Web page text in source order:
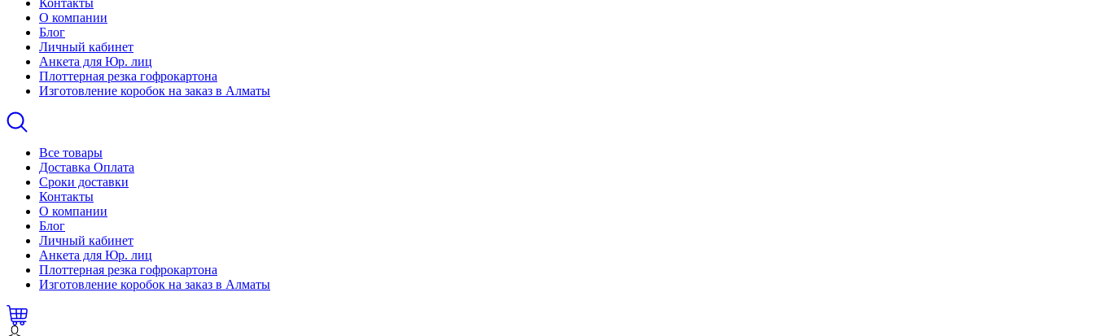
Контакты
О компании
Блог
Личный кабинет
Анкета для Юр. лиц
Плоттерная резка гофрокартона
Изготовление коробок на заказ в Алматы
Все товары
Доставка Оплата
Сроки доставки
Контакты
О компании
Блог
Личный кабинет
Анкета для Юр. лиц
Плоттерная резка гофрокартона
Изготовление коробок на заказ в Алматы